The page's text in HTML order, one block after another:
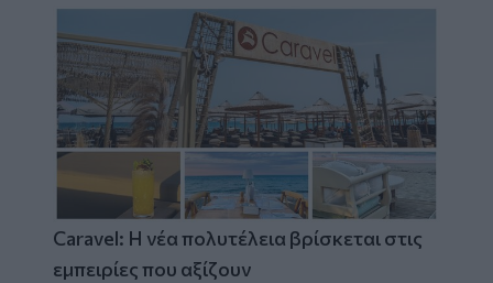
Caravel: Η νέα πολυτέλεια βρίσκεται στις
εμπειρίες που αξίζουν